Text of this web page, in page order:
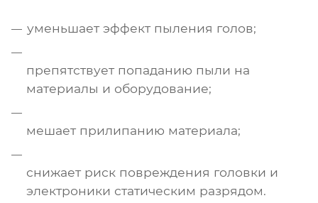
уменьшает эффект пыления голов;
препятствует попаданию пыли на
материалы и оборудование;
мешает прилипанию материала;
снижает риск повреждения головки и
электроники статическим разрядом.